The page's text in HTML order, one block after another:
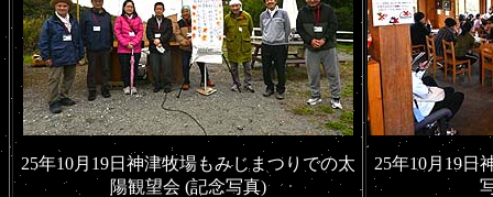
25年10月19日神津牧場もみじまつりでの太
陽観望会 (記念写真)
25年10月19日